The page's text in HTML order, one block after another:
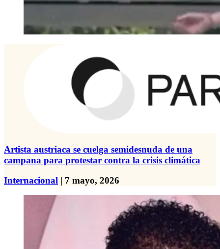
Artista austriaca se cuelga semidesnuda de una
campana para protestar contra la crisis climática
Internacional | 7 mayo, 2026